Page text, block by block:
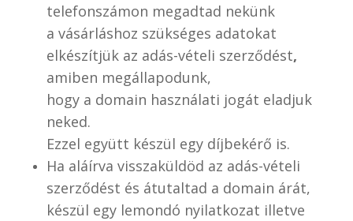
telefonszámon megadtad nekünk
a vásárláshoz szükséges adatokat
elkészítjük az adás-vételi szerződést,
amiben megállapodunk,
hogy a domain használati jogát eladjuk
neked.
Ezzel együtt készül egy díjbekérő is.
Ha aláírva visszaküldöd az adás-vételi
szerződést és átutaltad a domain árát,
készül egy lemondó nyilatkozat illetve